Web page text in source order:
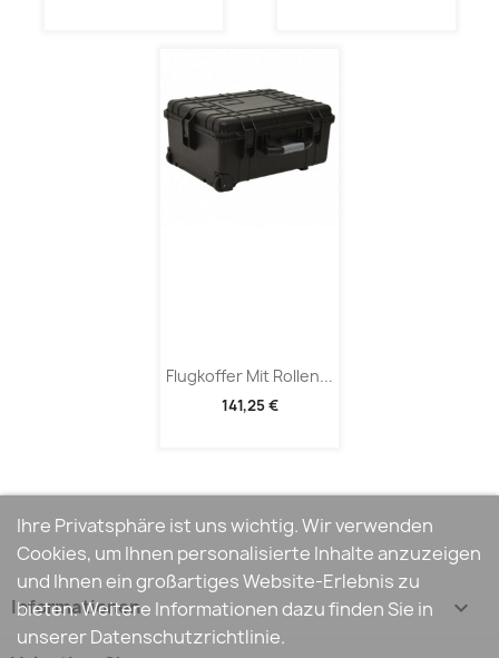
Flugkoffer Mit Rollen...
141,25 €
Informationen 
Ihre Privatsphäre ist uns wichtig. Wir verwenden
Cookies, um Ihnen personalisierte Inhalte anzuzeigen
und Ihnen ein großartiges Website-Erlebnis zu
bieten. Weitere Informationen dazu finden Sie in
unserer Datenschutzrichtlinie.